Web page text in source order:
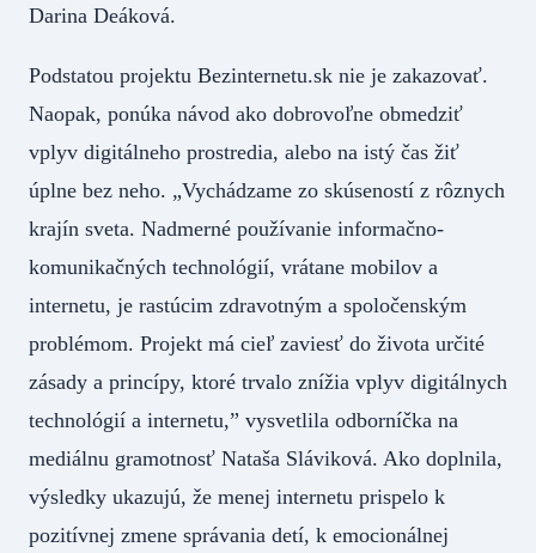
Darina Deáková.
Podstatou projektu Bezinternetu.sk nie je zakazovať.
Naopak, ponúka návod ako dobrovoľne obmedziť
vplyv digitálneho prostredia, alebo na istý čas žiť
úplne bez neho. „Vychádzame zo skúseností z rôznych
krajín sveta. Nadmerné používanie informačno-
komunikačných technológií, vrátane mobilov a
internetu, je rastúcim zdravotným a spoločenským
problémom. Projekt má cieľ zaviesť do života určité
zásady a princípy, ktoré trvalo znížia vplyv digitálnych
technológií a internetu,” vysvetlila odborníčka na
mediálnu gramotnosť Nataša Sláviková. Ako doplnila,
výsledky ukazujú, že menej internetu prispelo k
pozitívnej zmene správania detí, k emocionálnej